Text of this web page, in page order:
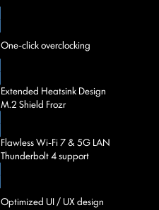
One-click overclocking
Extended Heatsink Design
M.2 Shield Frozr
Flawless Wi-Fi 7 & 5G LAN
Thunderbolt 4 support
Optimized UI / UX design